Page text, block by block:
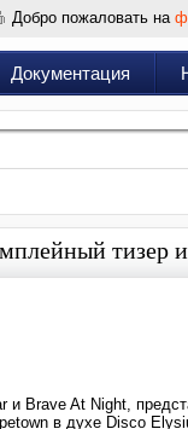
Добро пожаловать на
Документация
тизер
и Brave At Night,
в духе Disco